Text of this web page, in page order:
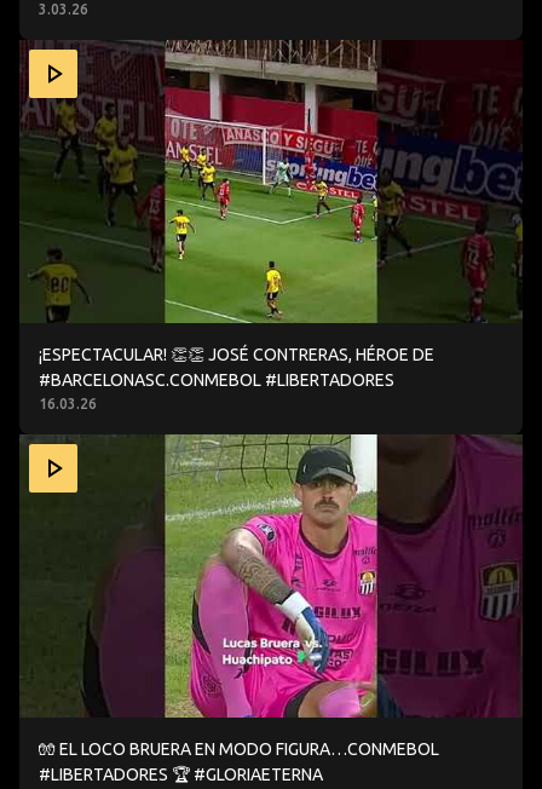
3.03.26
¡ESPECTACULAR! 👏👏 JOSÉ CONTRERAS, HÉROE DE
16.03.26
¡ESPECTACULAR! 👏👏 JOSÉ CONTRERAS, HÉROE DE
#BARCELONASC.CONMEBOL #LIBERTADORES
🧤 EL LOCO BRUERA EN MODO FIGURA…CONMEBOL
🧤 EL LOCO BRUERA EN MODO FIGURA…CONMEBOL
#LIBERTADORES 🏆 #GLORIAETERNA